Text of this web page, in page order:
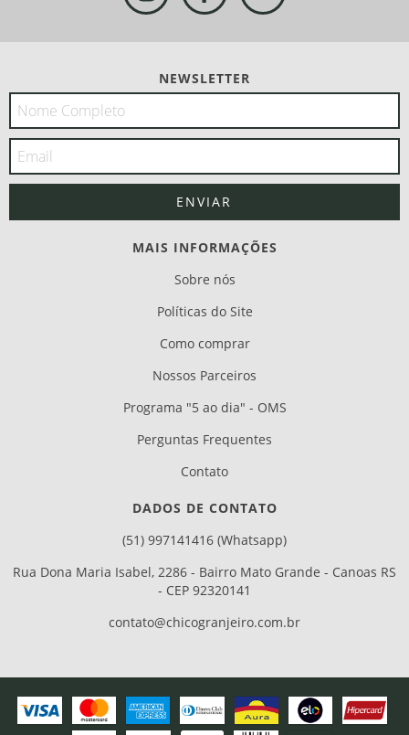
NEWSLETTER
MAIS INFORMAÇÕES
Sobre nós
Políticas do Site
Como comprar
Nossos Parceiros
Programa "5 ao dia" - OMS
Perguntas Frequentes
Contato
DADOS DE CONTATO
(51) 997141416 (Whatsapp)
Rua Dona Maria Isabel, 2286 - Bairro Mato Grande - Canoas RS
- CEP 92320141
contato@chicogranjeiro.com.br